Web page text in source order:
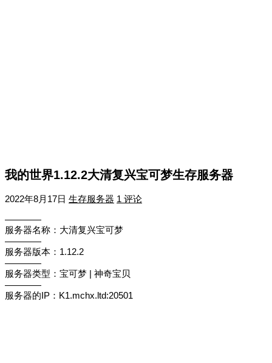
我的世界1.12.2大清复兴宝可梦生存服务器
2022年8月17日 生存服务器 1 评论
————
服务器名称：大清复兴宝可梦
————
服务器版本：1.12.2
————
服务器类型：宝可梦 | 神奇宝贝
————
服务器的IP：K1.mchx.ltd:20501